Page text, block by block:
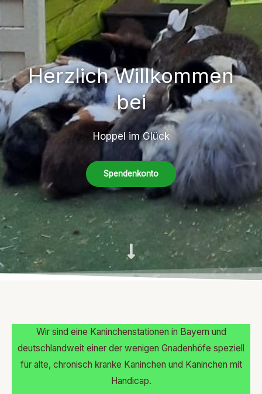
Herzlich Willkommen
bei
Hoppel im Glück
Spendenkonto
Wir sind eine Kaninchenstationen in Bayern und
deutschlandweit einer der wenigen Gnadenhöfe speziell
für alte, chronisch kranke Kaninchen und Kaninchen mit
Handicap.